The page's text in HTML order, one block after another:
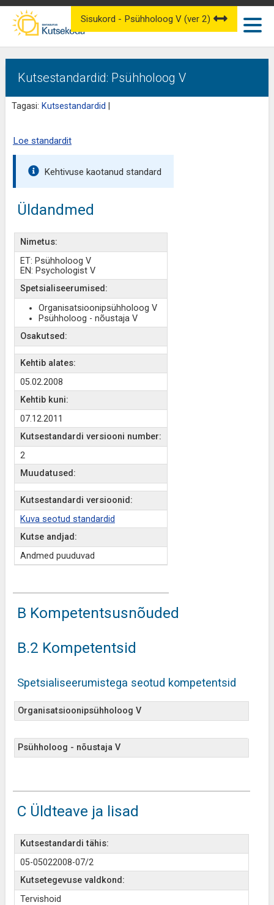
Kutsestandardid: Psühholoog V
Tagasi: Kutsestandardid
Sisukord - Psühholoog V (ver 2)
Loe standardit
Kehtivuse kaotanud standard
Üldandmed
Nimetus:
ET: Psühholoog V
EN: Psychologist V
Spetsialiseerumised:
Organisatsioonipsühholoog V
Psühholoog - nõustaja V
Osakutsed:
Kehtib alates:
05.02.2008
Kehtib kuni:
07.12.2011
Kutsestandardi versiooni number:
2
Muudatused:
Kutsestandardi versioonid:
Kuva seotud standardid
Kutse andjad:
Andmed puuduvad
B Kompetentsusnõuded
B.2 Kompetentsid
Spetsialiseerumistega seotud kompetentsid
Organisatsioonipsühholoog V
Psühholoog - nõustaja V
C Üldteave ja lisad
Kutsestandardi tähis:
05-05022008-07/2
Kutsetegevuse valdkond:
Tervishoid